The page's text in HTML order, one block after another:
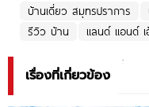
บ้านเดี่ยว สมุทรปราการ
รีวิว บ้าน
แลนด์ แอนด์
เรื่องที่เกี่ยวข้อง